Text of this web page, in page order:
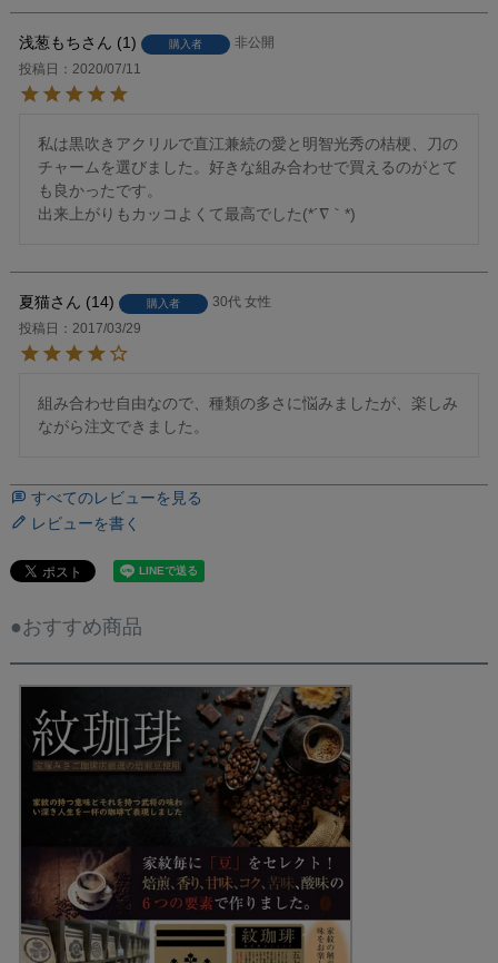
浅葱もち 1 購入者
非公開
投稿日
2020/07/11
私は黒吹きアクリルで直江兼続の愛と明智光秀の桔梗、刀の
チャームを選びました。好きな組み合わせで買えるのがとて
も良かったです。
出来上がりもカッコよくて最高でした(*´∇｀*)
夏猫 14 購入者 30代 女性
投稿日
2017/03/29
組み合わせ自由なので、種類の多さに悩みましたが、楽しみ
ながら注文できました。
すべてのレビューを見る
レビューを書く
●おすすめ商品